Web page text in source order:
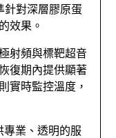
針對深層膠原蛋
效果。
射頻與標靶超音
復期內提供顯著
實時監控溫度，
專業、透明的服